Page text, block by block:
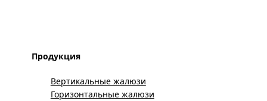
Продукция
Вертикальные жалюзи
Горизонтальные жалюзи